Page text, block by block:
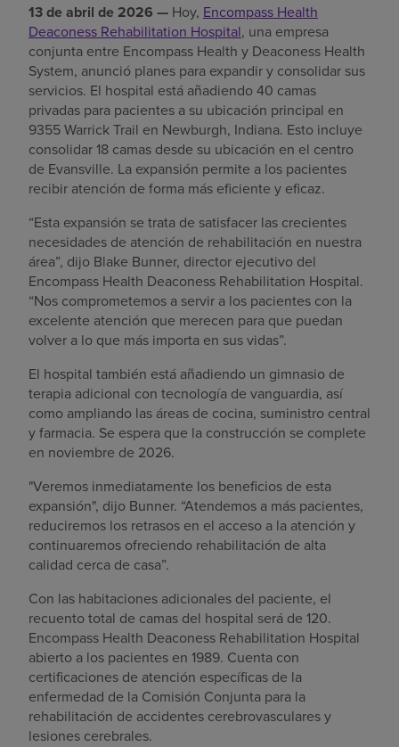
13 de abril de 2026 — Hoy, Encompass Health
Deaconess Rehabilitation Hospital, una empresa
conjunta entre Encompass Health y Deaconess Health
System, anunció planes para expandir y consolidar sus
servicios. El hospital está añadiendo 40 camas
privadas para pacientes a su ubicación principal en
9355 Warrick Trail en Newburgh, Indiana. Esto incluye
consolidar 18 camas desde su ubicación en el centro
de Evansville. La expansión permite a los pacientes
recibir atención de forma más eficiente y eficaz.
“Esta expansión se trata de satisfacer las crecientes
necesidades de atención de rehabilitación en nuestra
área”, dijo Blake Bunner, director ejecutivo del
Encompass Health Deaconess Rehabilitation Hospital.
“Nos comprometemos a servir a los pacientes con la
excelente atención que merecen para que puedan
volver a lo que más importa en sus vidas”.
El hospital también está añadiendo un gimnasio de
terapia adicional con tecnología de vanguardia, así
como ampliando las áreas de cocina, suministro central
y farmacia. Se espera que la construcción se complete
en noviembre de 2026.
"Veremos inmediatamente los beneficios de esta
expansión", dijo Bunner. “Atendemos a más pacientes,
reduciremos los retrasos en el acceso a la atención y
continuaremos ofreciendo rehabilitación de alta
calidad cerca de casa”.
Con las habitaciones adicionales del paciente, el
recuento total de camas del hospital será de 120.
Encompass Health Deaconess Rehabilitation Hospital
abierto a los pacientes en 1989. Cuenta con
certificaciones de atención específicas de la
enfermedad de la Comisión Conjunta para la
rehabilitación de accidentes cerebrovasculares y
lesiones cerebrales.